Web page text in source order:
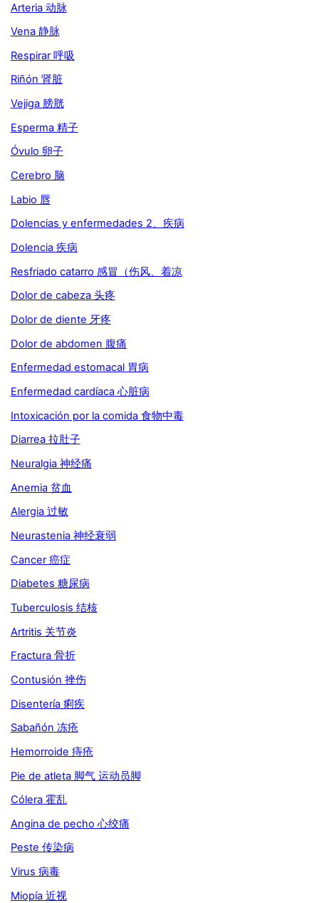
Arteria 动脉
Vena 静脉
Respirar 呼吸
Riñón 肾脏
Vejiga 膀胱
Esperma 精子
Óvulo 卵子
Cerebro 脑
Labio 唇
Dolencias y enfermedades 2、疾病
Dolencia 疾病
Resfriado catarro 感冒（伤风、着凉
Dolor de cabeza 头疼
Dolor de diente 牙疼
Dolor de abdomen 腹痛
Enfermedad estomacal 胃病
Enfermedad cardíaca 心脏病
Intoxicación por la comida 食物中毒
Diarrea 拉肚子
Neuralgia 神经痛
Anemia 贫血
Alergia 过敏
Neurastenia 神经衰弱
Cancer 癌症
Diabetes 糖尿病
Tuberculosis 结核
Artritis 关节炎
Fractura 骨折
Contusión 挫伤
Disentería 痢疾
Sabañón 冻疮
Hemorroide 痔疮
Pie de atleta 脚气 运动员脚
Cólera 霍乱
Angina de pecho 心绞痛
Peste 传染病
Virus 病毒
Miopía 近视